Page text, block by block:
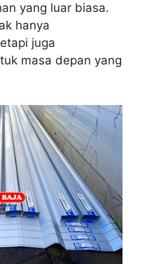
yang luar biasa.
hanya
juga
masa depan yang